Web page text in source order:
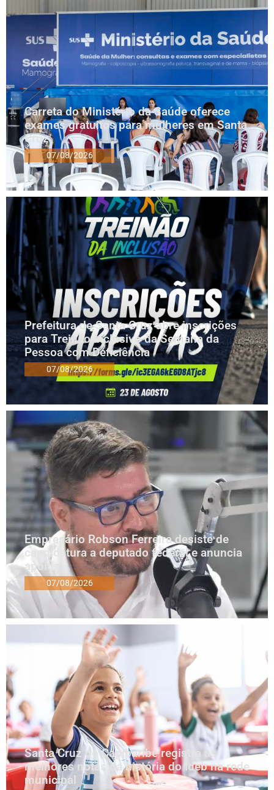
Carreta do Ministério da Saúde oferece
exames gratuitos para mulheres em Santa
Cruz
07/08/2026
Prefeitura de Santa Cruz abre inscrições
para Treinão Inclusivo da Semana da
Pessoa com Deficiência
07/08/2026
Empresário Robson Ferreira desiste de
candidatura a deputado federal e anuncia
apoios
07/08/2026
Santa Cruz do Capibaribe registra as
melhores notas da história do Ideb na rede
municipal